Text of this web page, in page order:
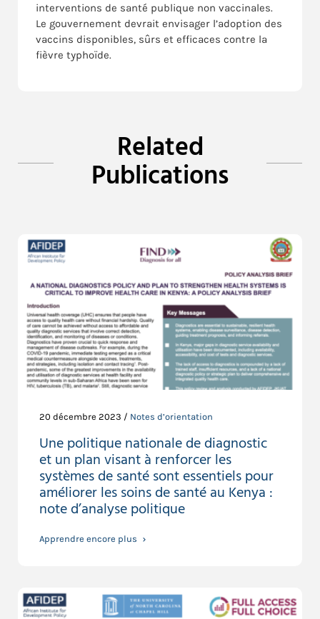
interventions de santé publique non vaccinales.
Le gouvernement devrait envisager l’adoption des
vaccins disponibles, sûrs et efficaces contre la
fièvre typhoïde.
Related
Publications
20 décembre 2023 / Notes d’orientation
Une politique nationale de diagnostic
et un plan visant à renforcer les
systèmes de santé sont essentiels pour
améliorer les soins de santé au Kenya :
note d’analyse politique
Apprendre encore plus